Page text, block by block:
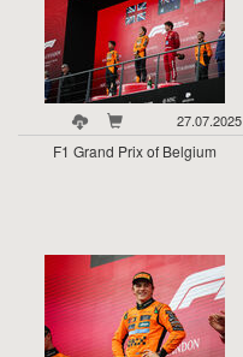
27.07.2025
F1 Grand Prix of Belgium